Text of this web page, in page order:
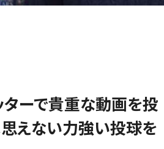
ターで貴重な動画を投
えない力強い投球を